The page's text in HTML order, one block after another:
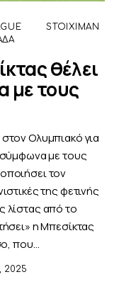
STOIXIMAN
θέλει
με τους
Ολυμπιακό για
σύμφωνα με τους
τον
της φετινής
λίστας από το
η Μπεσίκτας
που…
2025